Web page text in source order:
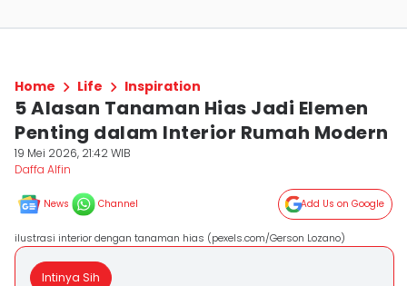
Home Life Inspiration
5 Alasan Tanaman Hias Jadi Elemen
Penting dalam Interior Rumah Modern
19 Mei 2026, 21:42 WIB
Daffa Alfin
News Channel Add Us on Google
ilustrasi interior dengan tanaman hias (pexels.com/Gerson Lozano)
Intinya Sih